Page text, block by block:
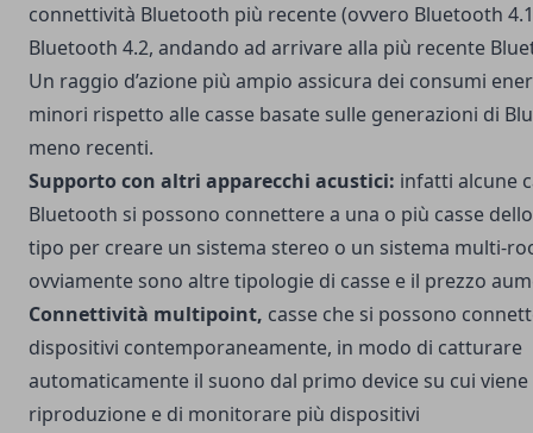
connettività Bluetooth più recente (ovvero Bluetooth
Bluetooth 4.2, andando ad arrivare alla più recente
Un raggio d’azione più ampio assicura dei consumi
minori rispetto alle casse basate sulle generazioni di
meno recenti.
Supporto con altri apparecchi acustici: infatti alcune
Bluetooth si possono connettere a una o più casse
tipo per creare un sistema stereo o un sistema multi-
ovviamente sono altre tipologie di casse e il prezzo
Connettività multipoint, casse che si possono
dispositivi contemporaneamente, in modo di catturare
automaticamente il suono dal primo device su cui viene
riproduzione e di monitorare più dispositivi